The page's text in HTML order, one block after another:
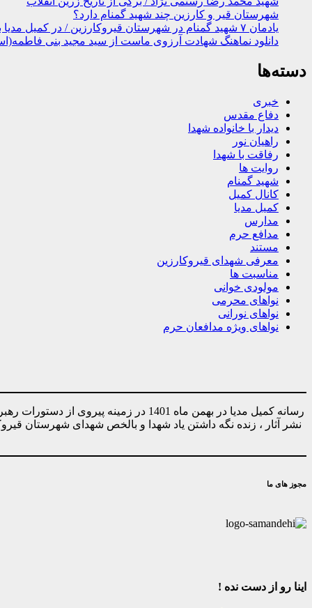
شهرستان قیر و کارزین چند شهید گمنام دارد؟
یادمان ۷ شهید گمنام در شهرستان قیروکارزین / در کمیل مدیا ببینید
دانلود نماهنگ شهادت آرزوی ماست از سید مجید بنی
دسته‌ها
خبری
دفاع مقدس
دیدار با خانواده شهدا
راهیان نور
رفاقت با شهدا
روایت ها
شهید گمنام
کانال کمیل
کمیل مدیا
مدارس
مدافع حرم
مستند
معرفی شهدای قیروکارزین
مناسبت ها
مولودی خوانی
نواهای محرمی
نواهای نورانی
نواهای ویژه مدافعان حرم
رسانه کمیل مدیا در بهمن ماه 1401
نشر آثار ، زنده نگه داشتن یاد شهدا و بالخص شهدای شهرستان
مجوز های ما
اینا رو از دست نده !